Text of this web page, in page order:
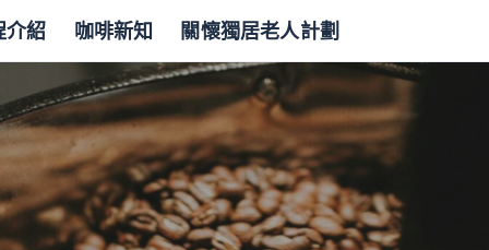
介紹 咖啡新知 關懷獨居老人計劃